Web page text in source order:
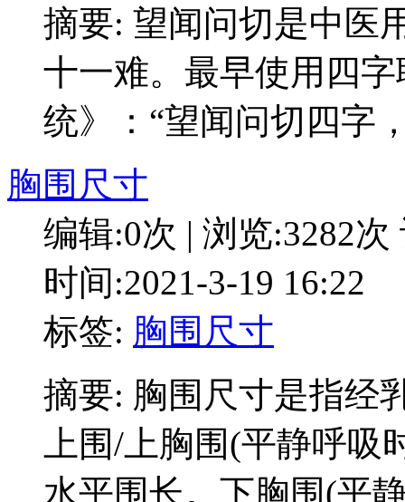
摘要: 望闻问切是中医
十一难。最早使用四
统》：“望闻问切四字
胸围尺寸
编辑:0次 | 浏览:3282次
时间:2021-3-19 16:22
标签: 胸围尺寸
摘要: 胸围尺寸是指经
上围/上胸围(平静呼
水平围长。下胸围(平